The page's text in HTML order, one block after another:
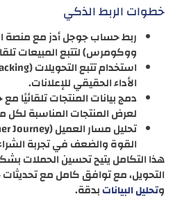
خطوات الربط الذكي
ربط حساب جوجل أدز مع منصة
ووكومرس) لتتبع المبيعات
الأداء الحقيقي للإعلانات.
دمج بيانات المنتجات تلقائيًا
لعرض المنتجات المناسبة
القوة والضعف في تجربة
هذا التكامل يتيح تحسين الحملات
التحويل، مع توافق كامل مع
وتحليل البياناتبدقة.